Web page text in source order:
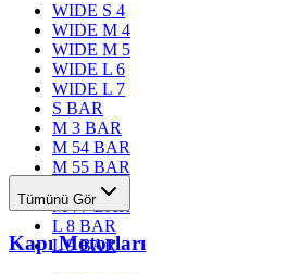
WIDE S 4
WIDE M 4
WIDE M 5
WIDE L 6
WIDE L 7
S BAR
M 3 BAR
M 54 BAR
M 55 BAR
M 76 BAR
M 77 BAR
L 8 BAR
L 9 BAR
Tümünü Gör
Kapı Motorları